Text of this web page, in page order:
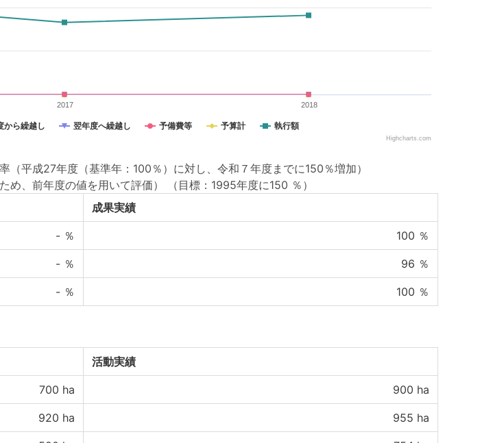
から繰越し 翌年度へ繰越し 予備費等 予算計 執行額
2017 2018
Highcharts.com
平成27年度（基準年：100％）に対し、令和７年度までに150％増加）
、前年度の値を用いて評価）
（目標：1995年度に150 ％）
成果実績
- ％ 100 ％
- ％ 96 ％
- ％ 100 ％
活動実績
700 ha 900 ha
920 ha 955 ha